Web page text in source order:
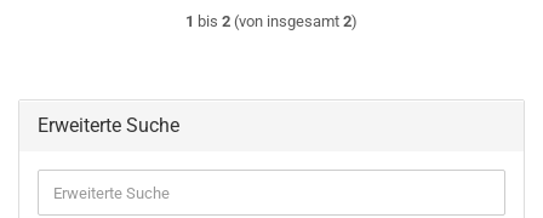
1 bis 2 (von insgesamt 2)
Erweiterte Suche
Suche